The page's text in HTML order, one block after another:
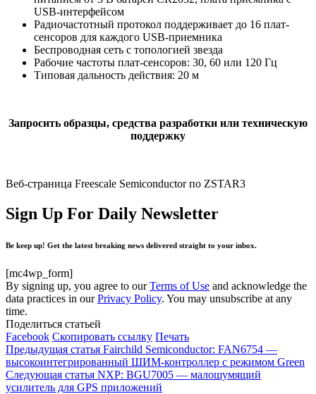
USB-интерфейсом
Радиочастотный протокол поддерживает до 16 плат-
сенсоров для каждого USB-приемника
Беспроводная сеть с топологией звезда
Рабочие частоты плат-сенсоров: 30, 60 или 120 Гц
Типовая дальность действия: 20 м
Запросить образцы, средства разработки или техническую
поддержку
Веб-страница Freescale Semiconductor по ZSTAR3
Sign Up For Daily Newsletter
Be keep up! Get the latest breaking news delivered straight to your inbox.
[mc4wp_form]
By signing up, you agree to ourTerms of Use and acknowledge the
data practices in ourPrivacy Policy. You may unsubscribe at any
time.
Поделиться статьей
Facebook Скопировать ссылку Печать
Предыдущая статья Fairchild Semiconductor: FAN6754 —
высокоинтегрированный ШИМ-контроллер с режимом Green
Следующая статья NXP: BGU7005 — малошумящий
усилитель для GPS приложений